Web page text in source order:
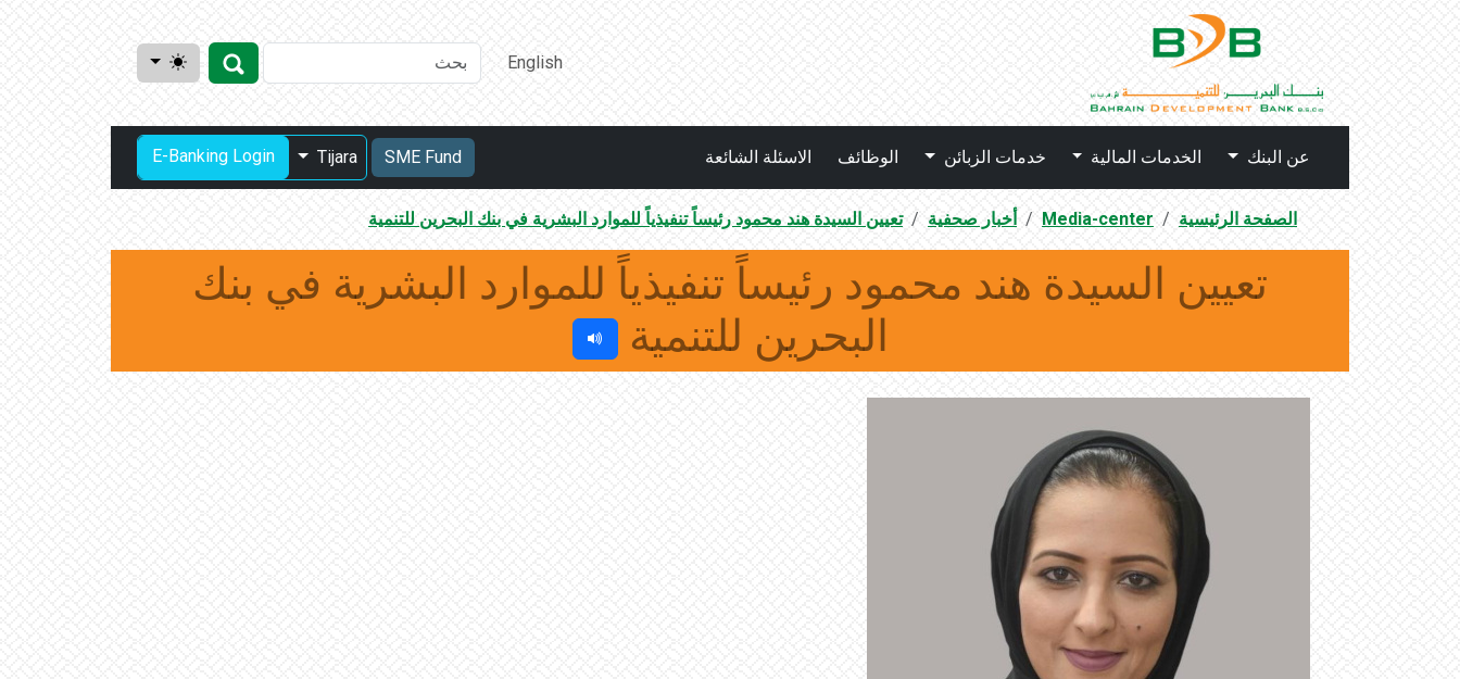
English
عن البنك الخدمات المالية خدمات الزبائن الوظائف الاسئلة الشائعة SME Fund
Tijara
E-Banking Login
الصفحة الرئيسية Media-center أخبار صحفية تعيين السيدة هند محمود رئيساً تنفيذياً للموارد البشرية في بنك البحرين للتنمية
تعيين السيدة هند محمود رئيساً تنفيذياً للموارد البشرية في بنك
البحرين للتنمية